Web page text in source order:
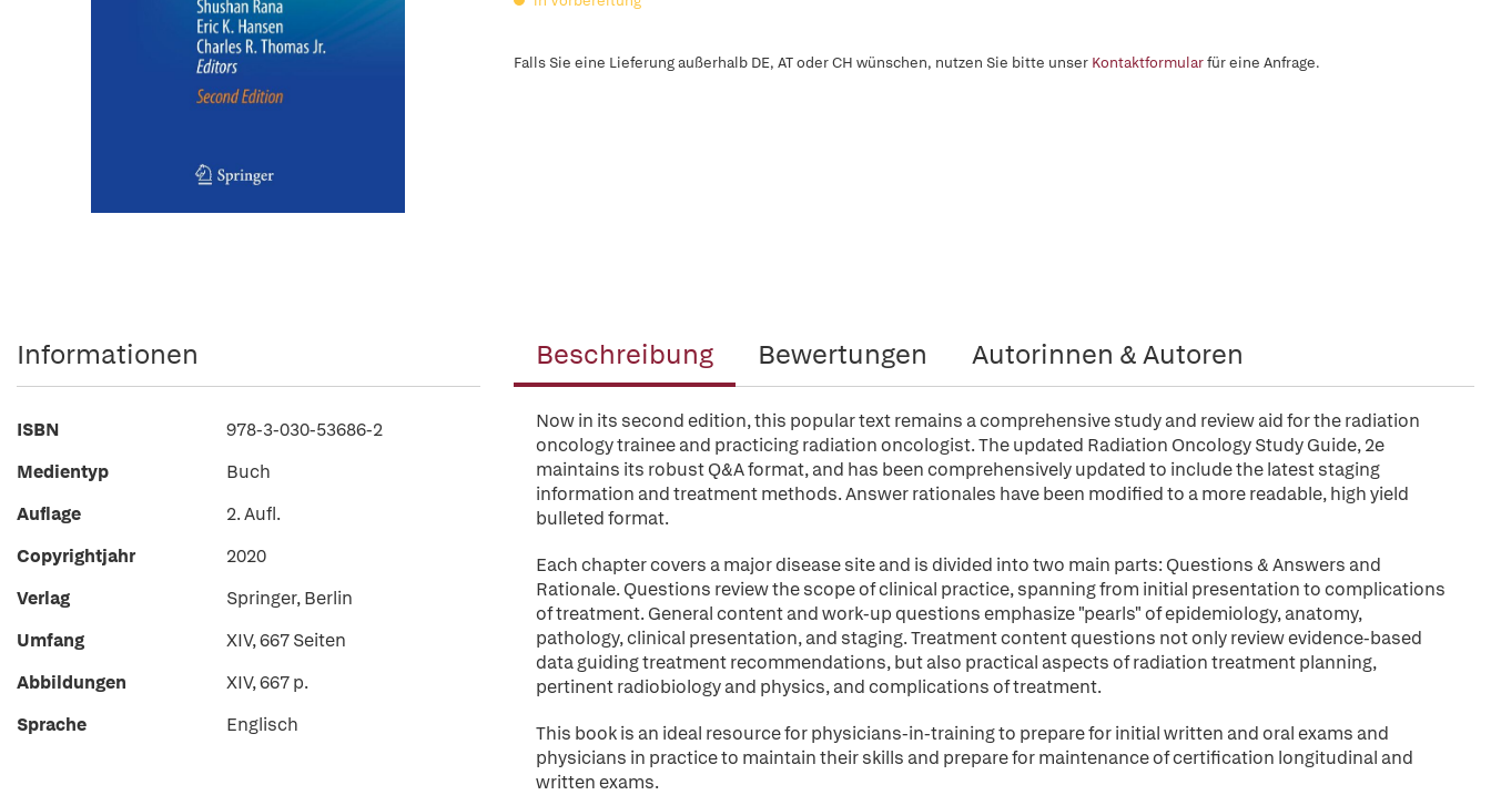
Falls Sie eine Lieferung außerhalb DE, AT oder CH wünschen, nutzen Sie bitte unser Kontaktformularfür eine Anfrage.
Beschreibung Bewertungen Autorinnen & Autoren
Now in its second edition, this popular text remains a comprehensive study and review aid for the radiation
oncology trainee and practicing radiation oncologist. The updated Radiation Oncology Study Guide, 2e
maintains its robust Q&A format, and has been comprehensively updated to include the latest staging
information and treatment methods. Answer rationales have been modified to a more readable, high yield
bulleted format.
Each chapter covers a major disease site and is divided into two main parts: Questions & Answers and
Rationale. Questions review the scope of clinical practice, spanning from initial presentation to complications
of treatment. General content and work-up questions emphasize "pearls" of epidemiology, anatomy,
pathology, clinical presentation, and staging. Treatment content questions not only review evidence-based
data guiding treatment recommendations, but also practical aspects of radiation treatment planning,
pertinent radiobiology and physics, and complications of treatment.
This book is an ideal resource for physicians-in-training to prepare for initial written and oral exams and
physicians in practice to maintain their skills and prepare for maintenance of certification longitudinal and
written exams.
Informationen
ISBN
978-3-030-53686-2
Medientyp
Buch
Auflage
2. Aufl.
Copyrightjahr
2020
Verlag
Springer, Berlin
Umfang
XIV, 667 Seiten
Abbildungen
XIV, 667 p.
Sprache
Englisch